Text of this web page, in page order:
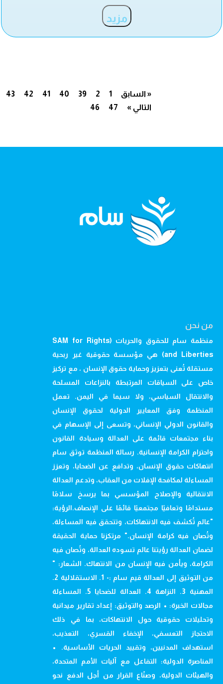
مزيد
« السابق 1
2
39
40
41
42
43
46
47 التالي »
من نحن
منظمة سام للحقوق والحريات (SAM for Rights
and Liberties) هي مؤسسة حقوقية غير ربحية
مستقلة تُعنى بتعزيز وحماية حقوق الإنسان ، مع تركيز
خاص على السياقات المرتبطة بالنزاعات المسلحة
والانتقال السياسي، ولا سيما في اليمن. تعمل
المنظمة وفق المعايير الدولية لحقوق الإنسان
والقانون الدولي الإنساني، وتسعى إلى الإسهام في
بناء مجتمعات قائمة على العدالة وسيادة القانون
واحترام الكرامة الإنسانية. رسالة المنظمة توثق سام
انتهاكات حقوق الإنسان، وتدافع عن الضحايا، وتعزز
المساءلة لمكافحة الإفلات من العقاب، وتدعم العدالة
الانتقالية والإصلاح المؤسسي بما يرسخ سلامًا
مستدامًا وتعافيًا مجتمعيًا قائمًا على الإنصاف.الرؤية:
"عالم تُكشف فيه الانتهاكات، وتتحقق فيه المساءلة،
وتُصان فيه كرامة الإنسان." مرتكزنا حماية الحقيقة
لضمان العدالة رؤيتنا عالم تسوده العدالة، وتُصان فيه
الكرامة، ويأمن فيه الإنسان من الانتهاك. الشعار: "
من التوثيق إلى العدالة قيم سام :- 1. الاستقلالية 2.
المهنية 3. النزاهة 4. العدالة للضحايا 5. المساءلة
مجالات الخبرة: • الرصد والتوثيق: إعداد تقارير ميدانية
وتحليلات حقوقية حول الانتهاكات، بما في ذلك
الاحتجاز التعسفي، الإخفاء القسري، التعذيب،
استهداف المدنيين، وتقييد الحريات الأساسية. •
المناصرة الدولية: التفاعل مع آليات الأمم المتحدة،
والهيئات الدولية، وصنّاع القرار من أجل الدفع نحو